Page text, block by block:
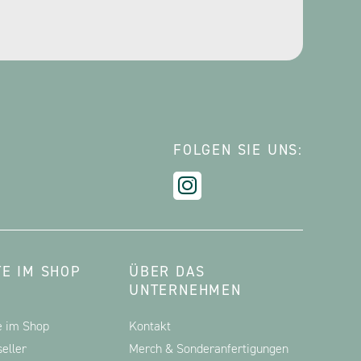
FOLGEN SIE UNS:
IM SHOP
im Shop
ÜBER DAS
UNTERNEHMEN
Kontakt
Merch & Sonderanfertigungen